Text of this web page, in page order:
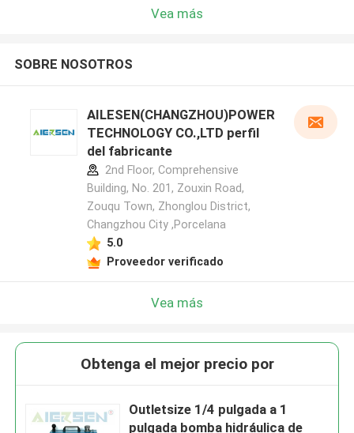
Vea más
SOBRE NOSOTROS
AILESEN(CHANGZHOU)POWER
TECHNOLOGY CO.,LTD perfil
del fabricante
2nd Floor, Comprehensive
Building, No. 201, Zouxin Road,
Zouqu Town, Zhonglou District,
Changzhou City ,Porcelana
5.0
Proveedor verificado
Vea más
Obtenga el mejor precio por
Outletsize 1/4 pulgada a 1
pulgada bomba hidráulica de